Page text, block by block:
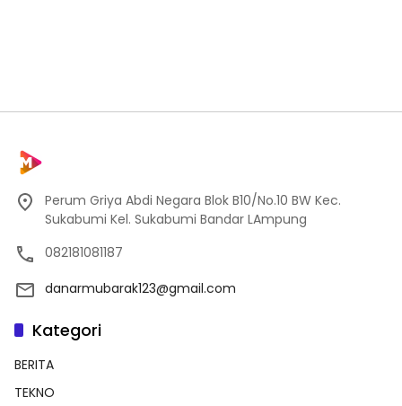
Perum Griya Abdi Negara Blok B10/No.10 BW Kec.
Sukabumi Kel. Sukabumi Bandar LAmpung
082181081187
danarmubarak123@gmail.com
Kategori
BERITA
TEKNO